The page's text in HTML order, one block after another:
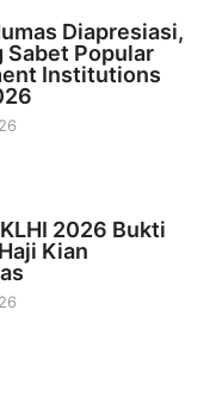
Diapresiasi,
Sabet Popular
Institutions
2026 Bukti
Kian